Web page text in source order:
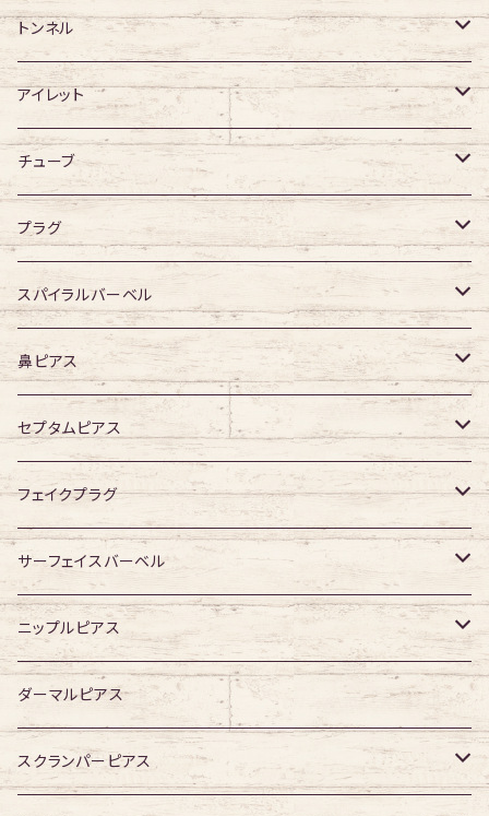
ジュエル有り
ジュエル有り
ジュエル無し
ジュエル有り
サージカルチタン
アクリル
ジュエル無し
ジュエル有り
トンネル
316Lサージカルステンレス
デザイン無し
デザイン有り
アクリル
アイレット
シングルフレア
ダブルフレア
チューブ
デザイン無し
デザイン有り
プラグ
デザイン無し
デザイン有り
スパイラルバーベル
316Lサージカルステンレス
ジュエル無し
ジュエル有り
サージカルチタン
ジュエル無し
ジュエル有り
鼻ピアス
ジュエル無し
ジュエル有り
セプタムピアス
ジュエル無し
ジュエル有り
フェイクプラグ
ジュエル無し
ジュエル有り
サーフェイスバーベル
ジュエル無し
ジュエル有り
ニップルピアス
ジュエル無し
ジュエル有り
ダーマルピアス
スクランパーピアス